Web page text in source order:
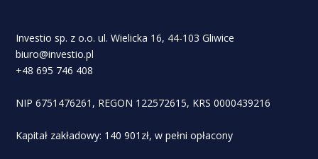
Investio sp. z o.o. ul. Wielicka 16, 44-103 Gliwice
biuro@investio.pl
+48 695 746 408
NIP 6751476261, REGON 122572615, KRS 0000439216
Kapitał zakładowy: 140 901zł, w pełni opłacony